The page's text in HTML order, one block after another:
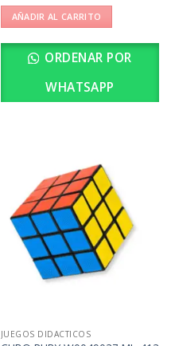
AÑADIR AL CARRITO
ORDENAR POR
WHATSAPP
JUEGOS DIDACTICOS